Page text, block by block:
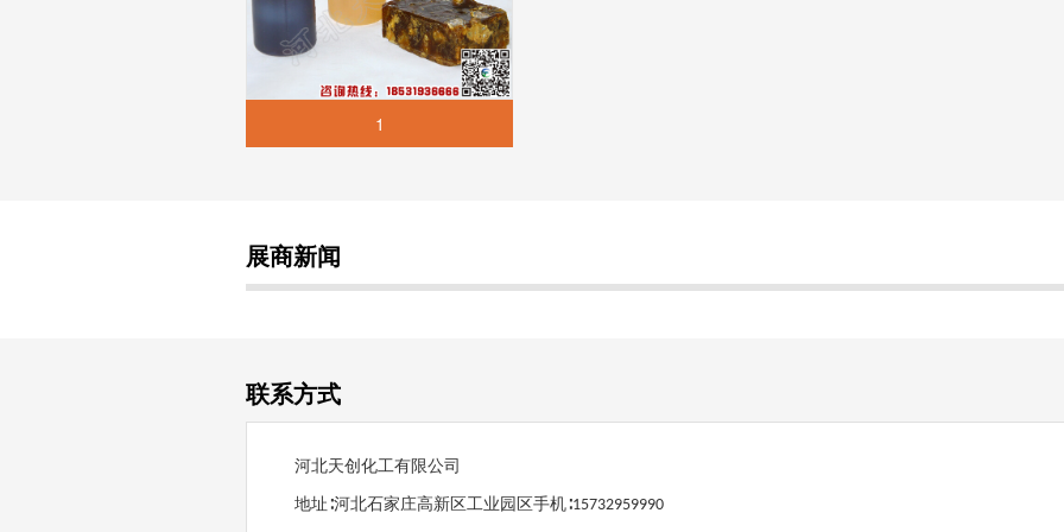
1
展商新闻
联系方式
河北天创化工有限公司
地址 ∶河北石家庄高新区工业园区手机∶15732959990